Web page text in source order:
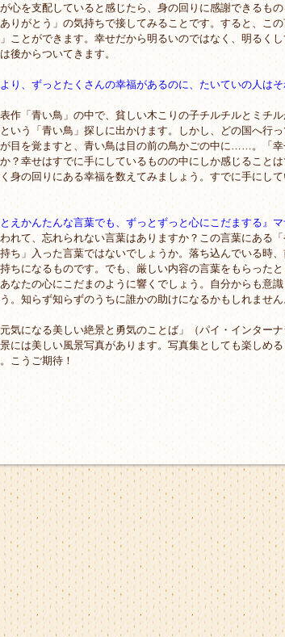
心を支配していると感じたら、身の回りに感謝できるも
りがとう」の気持ちで接してみることです。すると、こ
ことができます。幸せだから明るいのではなく、明るくし
後からついてきます。
より、ずっとたくさんの幸福があるのに、たいていの人は
作「青い鳥」の中で、貧しい木こりの子チルチルとミチ
いう「青い鳥」探しに出かけます。しかし、どの国へ行
目を覚ますと、青い鳥は目の前の鳥かごの中に……。「
？幸せはすでに手にしているものの中にしか感じること
の回りにある幸福を数えてみましょう。すでに手にし
とえかんたんな言葉でも、ずっとずっと心にこだまする』
れて、忘れられない言葉はありますか？この言葉にある
ち」入った言葉ではないでしょうか。落ち込んでいる時
ちになるものです。でも、厳しい内容の言葉をもらった
なたの心にこだまのように響くでしょう。自分からも意
。知らず知らずのうちに誰かの助けになるかもしれません
気になる美しい絶景と勇気のことば」（パイ・インター
には美しい風景写真があります。写真集としても楽しめ
こうご期待！